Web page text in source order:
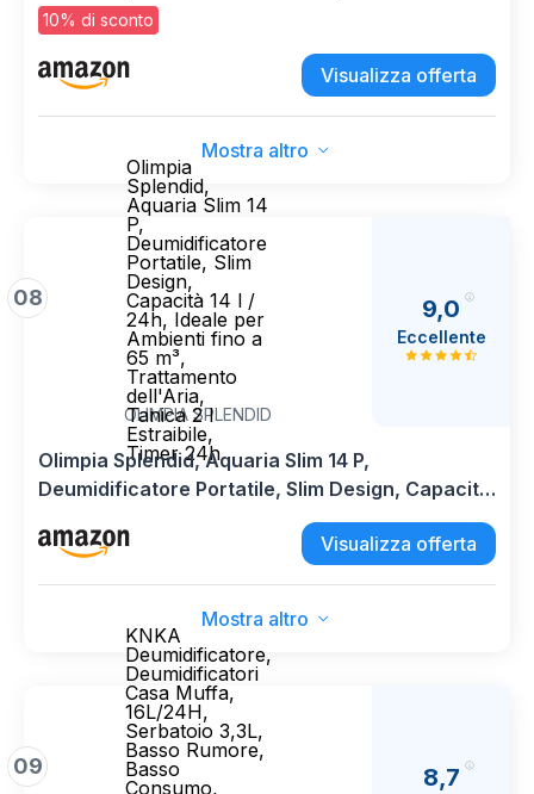
Silenzioso, Spegnimento Automatico, a
Risparmio Energetico per il Bagno
10% di sconto
Visualizza offerta
Mostra altro
08
Olimpia
Splendid,
Aquaria Slim 14
P,
Deumidificatore
Portatile, Slim
Design,
Capacità 14 l /
24h, Ideale per
Ambienti fino a
65 m³,
Trattamento
dell'Aria,
Tanica 2 l
Estraibile,
Timer 24h
OLIMPIA SPLENDID
9,0
Eccellente
Olimpia Splendid, Aquaria Slim 14 P,
Deumidificatore Portatile, Slim Design, Capacità
14 l / 24h, Ideale per Ambienti fino a 65 m³,
Trattamento dell'Aria, Tanica 2 l Estraibile,
Visualizza offerta
Mostra altro
09
KNKA
Deumidificatore,
Deumidificatori
Casa Muffa,
16L/24H,
Serbatoio 3,3L,
Basso Rumore,
Basso
Consumo,
8,7